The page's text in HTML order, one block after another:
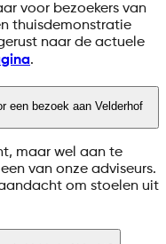
voor bezoekers van
thuisdemonstratie
naar de actuele
.
een bezoek aan Velderhof
maar wel aan te
van onze adviseurs.
om stoelen uit